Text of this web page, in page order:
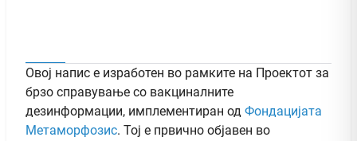
Овој напис е изработен во рамките на Проектот за
брзо справување со вакциналните
дезинформации, имплементиран од Фондацијата
Метаморфозис. Тој е првично објавен во